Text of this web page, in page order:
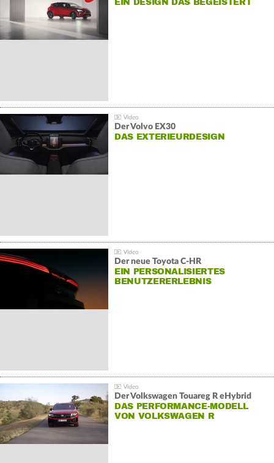
EIN DESIGN DAS BEGEISTERT
Der Volvo EX30
DAS EXTERIEURDESIGN
Der neue Toyota C-HR
EIN PERSONALISIERTES
BENUTZERERLEBNIS
Der Volkswagen Touareg R eHybrid
DAS PERFORMANCE-MODELL
VON VOLKSWAGEN R